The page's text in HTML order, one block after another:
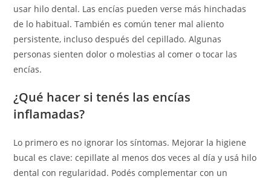
usar hilo dental. Las encías pueden verse más hinchadas
de lo habitual. También es común tener mal aliento
persistente, incluso después del cepillado. Algunas
personas sienten dolor o molestias al comer o tocar las
encías.
¿Qué hacer si tenés las encías
inflamadas?
Lo primero es no ignorar los síntomas. Mejorar la higiene
bucal es clave: cepillate al menos dos veces al día y usá hilo
dental con regularidad. Podés complementar con un